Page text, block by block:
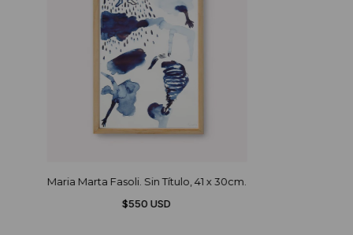
Maria Marta Fasoli. Sin Título, 41 x 30cm.
$550 USD